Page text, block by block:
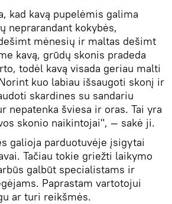
kad kavą pupelėmis galima
neprarandant kokybės,
mėnesių ir maltas dešimt
kavą, grūdų skonis pradeda
todėl kavą visada geriau malti
kuo labiau išsaugoti skonį ir
skardines su sandariu
nepatenka šviesa ir oras. Tai yra
skonio naikintojai", — sakė ji.
galioja parduotuvėje įsigytai
Tačiau tokie griežti laikymo
galbūt specialistams ir
Paprastam vartotojui
ar turi reikšmės.